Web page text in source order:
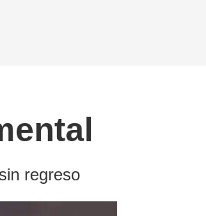
regreso